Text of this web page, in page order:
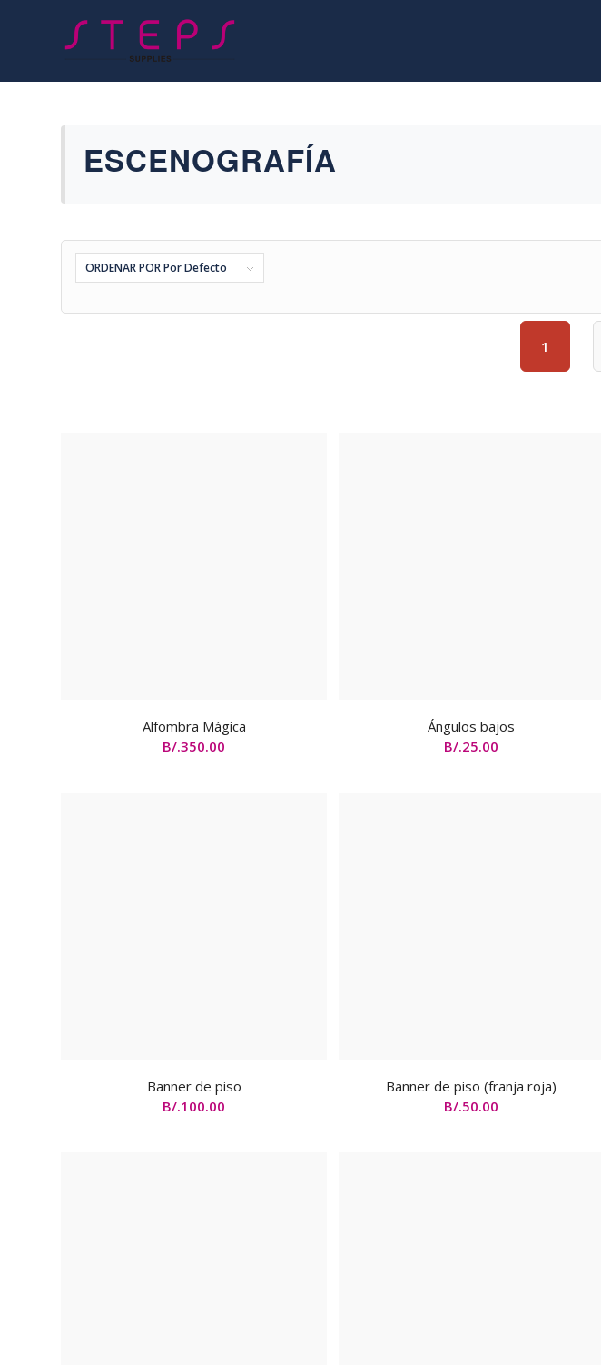
ESCENOGRAFÍA
ORDENAR PORPor Defecto
1
Alfombra Mágica
B/.350.00
Ángulos bajos
B/.25.00
Banner de piso
B/.100.00
Banner de piso (franja roja)
B/.50.00